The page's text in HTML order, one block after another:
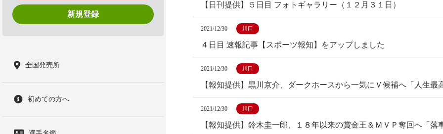
新規登録
全国発売所
初めての方へ
【日刊提供】５日目 フォトギャラリー（１２月３１日）
2021/12/30 川口
４日目 速報記事【スポーツ報知】をアップしました
2021/12/30 川口
【報知提供】黒川京介、ダークホースから一気にＶ候補へ「人生最
2021/12/30 川口
【報知提供】鈴木圭一郎、１８年以来の賞金王＆ＭＶＰ奪回へ「落